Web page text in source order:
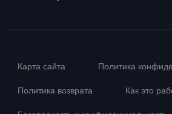
Карта сайта Политика
Политика возврата Как это